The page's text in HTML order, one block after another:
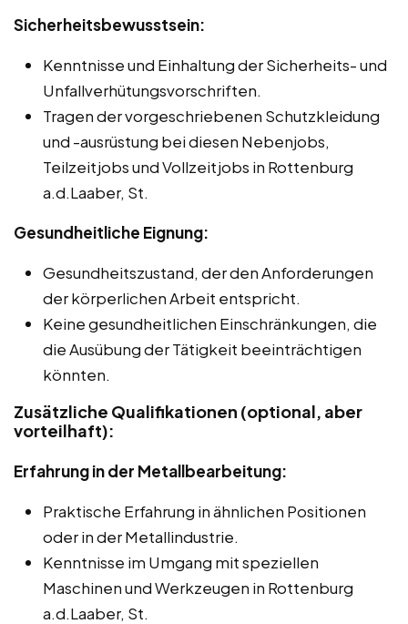
Sicherheitsbewusstsein:
Kenntnisse und Einhaltung der Sicherheits- und
Unfallverhütungsvorschriften.
Tragen der vorgeschriebenen Schutzkleidung
und -ausrüstung bei diesen Nebenjobs,
Teilzeitjobs und Vollzeitjobs in Rottenburg
a.d.Laaber, St.
Gesundheitliche Eignung:
Gesundheitszustand, der den Anforderungen
der körperlichen Arbeit entspricht.
Keine gesundheitlichen Einschränkungen, die
die Ausübung der Tätigkeit beeinträchtigen
könnten.
Zusätzliche Qualifikationen (optional, aber
vorteilhaft):
Erfahrung in der Metallbearbeitung:
Praktische Erfahrung in ähnlichen Positionen
oder in der Metallindustrie.
Kenntnisse im Umgang mit speziellen
Maschinen und Werkzeugen in Rottenburg
a.d.Laaber, St.